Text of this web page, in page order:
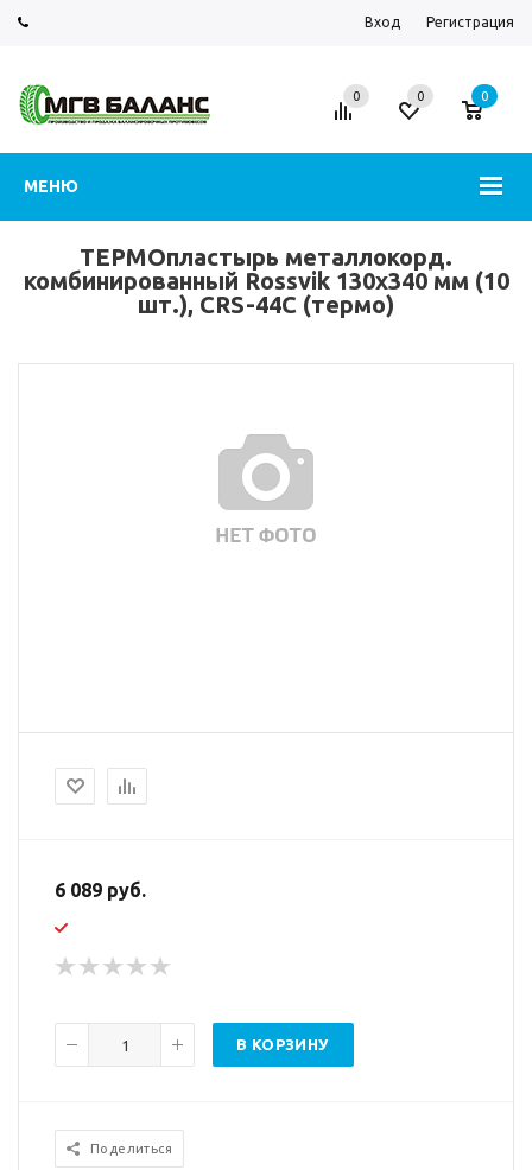
Вход Регистрация
МЕНЮ
0 0 0
ТЕРМОпластырь металлокорд.
комбинированный Rossvik 130х340 мм (10
шт.), СRS-44C (термо)
6 089 руб.
В КОРЗИНУ
Поделиться